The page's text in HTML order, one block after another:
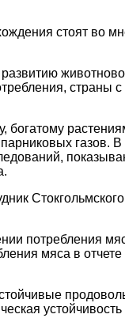
стоят во
страны
газов.
Стокгольмского
потребления
мяса в
устойчивость